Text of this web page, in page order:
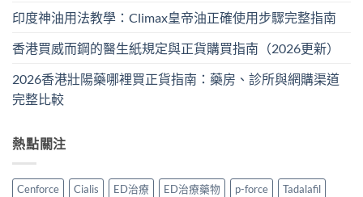
印度神油用法教學：Climax皇帝油正確使用步驟完整指南
香港買威而鋼的醫生紙規定與正貨購買指南（2026更新）
2026香港壯陽藥哪裡買正貨指南：藥房、診所與網購渠道
完整比較
熱點關注
Cenforce Cialis ED治療 ED治療藥物 p-force Tadalafil